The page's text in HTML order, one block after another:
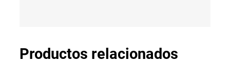
Productos relacionados